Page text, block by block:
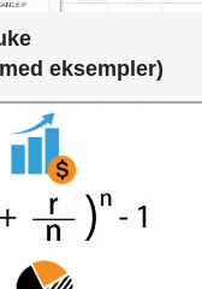
eksempler)